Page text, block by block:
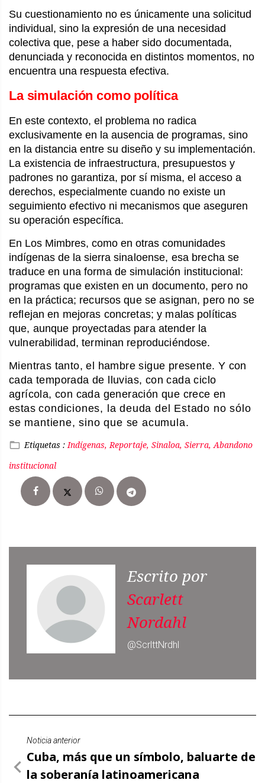
Su cuestionamiento no es únicamente una solicitud
individual, sino la expresión de una necesidad
colectiva que, pese a haber sido documentada,
denunciada y reconocida en distintos momentos, no
encuentra una respuesta efectiva.
La simulación como política
En este contexto, el problema no radica
exclusivamente en la ausencia de programas, sino
en la distancia entre su diseño y su implementación.
La existencia de infraestructura, presupuestos y
padrones no garantiza, por sí misma, el acceso a
derechos, especialmente cuando no existe un
seguimiento efectivo ni mecanismos que aseguren
su operación específica.
En Los Mimbres, como en otras comunidades
indígenas de la sierra sinaloense, esa brecha se
traduce en una forma de simulación institucional:
programas que existen en un documento, pero no
en la práctica; recursos que se asignan, pero no se
reflejan en mejoras concretas; y malas políticas
que, aunque proyectadas para atender la
vulnerabilidad, terminan reproduciéndose.
Mientras tanto, el hambre sigue presente. Y con
cada temporada de lluvias, con cada ciclo
agrícola, con cada generación que crece en
estascondiciones, la deuda del Estado no sólo
se mantiene, sino que se acumula.
Etiquetas :Indígenas, Reportaje, Sinaloa, Sierra, Abandono
institucional
Escrito por
Scarlett
Nordahl
@ScrlttNrdhl
Noticia anterior
Cuba, más que un símbolo, baluarte de
la soberanía latinoamericana